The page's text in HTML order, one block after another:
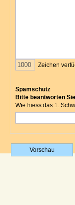
Zeichen
Spamschutz
Bitte beantworten
Wie hiess das 1.